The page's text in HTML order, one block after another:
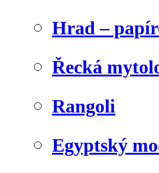
Hrad –
Řecká
Rangoli
Egyptský